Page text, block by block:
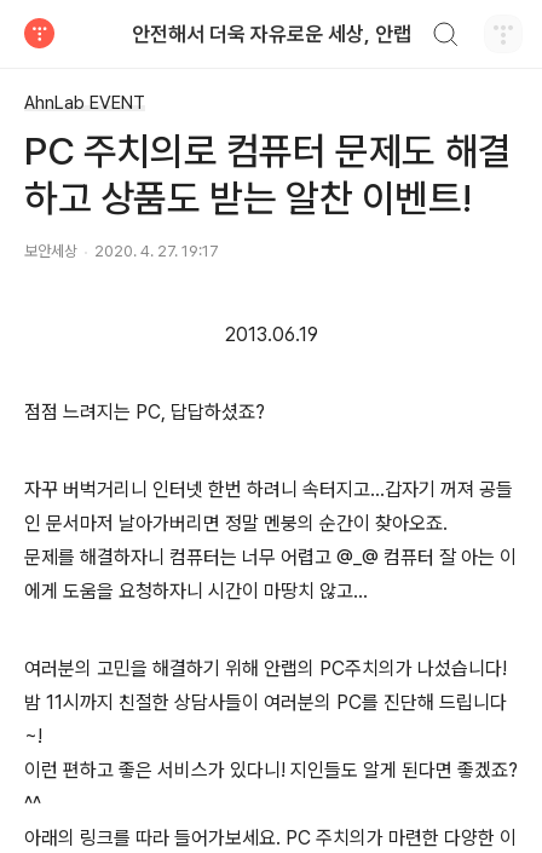
안전해서 더욱 자유로운 세상, 안랩
AhnLab EVENT
PC 주치의로 컴퓨터 문제도 해결
하고 상품도 받는 알찬 이벤트!
보안세상 2020. 4. 27. 19:17
2013.06.19
점점 느려지는 PC, 답답하셨죠?
자꾸 버벅거리니 인터넷 한번 하려니 속터지고…갑자기 꺼져 공들
인 문서마저 날아가버리면 정말 멘붕의 순간이 찾아오죠.
문제를 해결하자니 컴퓨터는 너무 어렵고 @_@ 컴퓨터 잘 아는 이
에게 도움을 요청하자니 시간이 마땅치 않고…
여러분의 고민을 해결하기 위해 안랩의 PC주치의가 나섰습니다!
밤 11시까지 친절한 상담사들이 여러분의 PC를 진단해 드립니다
~!
이런 편하고 좋은 서비스가 있다니 ! 지인들도 알게 된다면 좋겠죠?
^^
아래의 링크를 따라 들어가보세요. PC 주치의가 마련한 다양한 이